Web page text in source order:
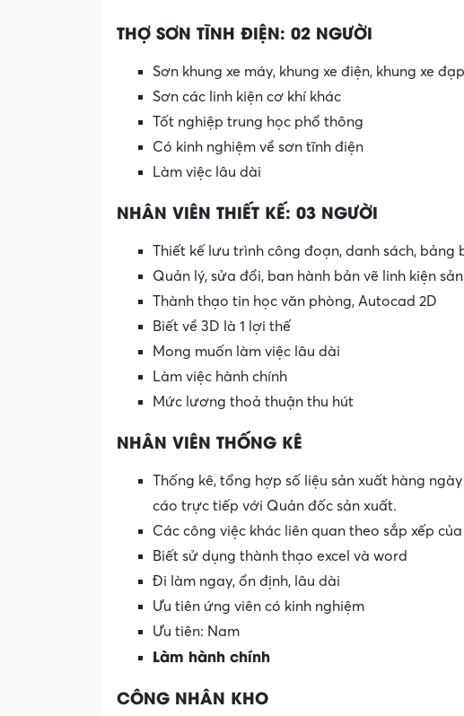
THỢ SƠN TĨNH ĐIỆN: 02 NGƯỜI
Sơn khung xe máy, khung xe điện, khung xe
Sơn các linh kiện cơ khí khác
Tốt nghiệp trung học phổ thông
Có kinh nghiệm về sơn tĩnh điện
Làm việc lâu dài
NHÂN VIÊN THIẾT KẾ: 03 NGƯỜI
Thiết kế lưu trình công đoạn, danh sách, bảng
Quản lý, sửa đổi, ban hành bản vẽ linh kiện
Thành thạo tin học văn phòng, Autocad 2D
Biết về 3D là 1 lợi thế
Mong muốn làm việc lâu dài
Làm việc hành chính
Mức lương thoả thuận thu hút
NHÂN VIÊN THỐNG KÊ
Thống kê, tổng hợp số liệu sản xuất hàng
cáo trực tiếp với Quản đốc sản xuất.
Các công việc khác liên quan theo sắp xếp
Biết sử dụng thành thạo excel và word
Đi làm ngay, ổn định, lâu dài
Ưu tiên ứng viên có kinh nghiệm
Ưu tiên: Nam
Làm hành chính
CÔNG NHÂN KHO